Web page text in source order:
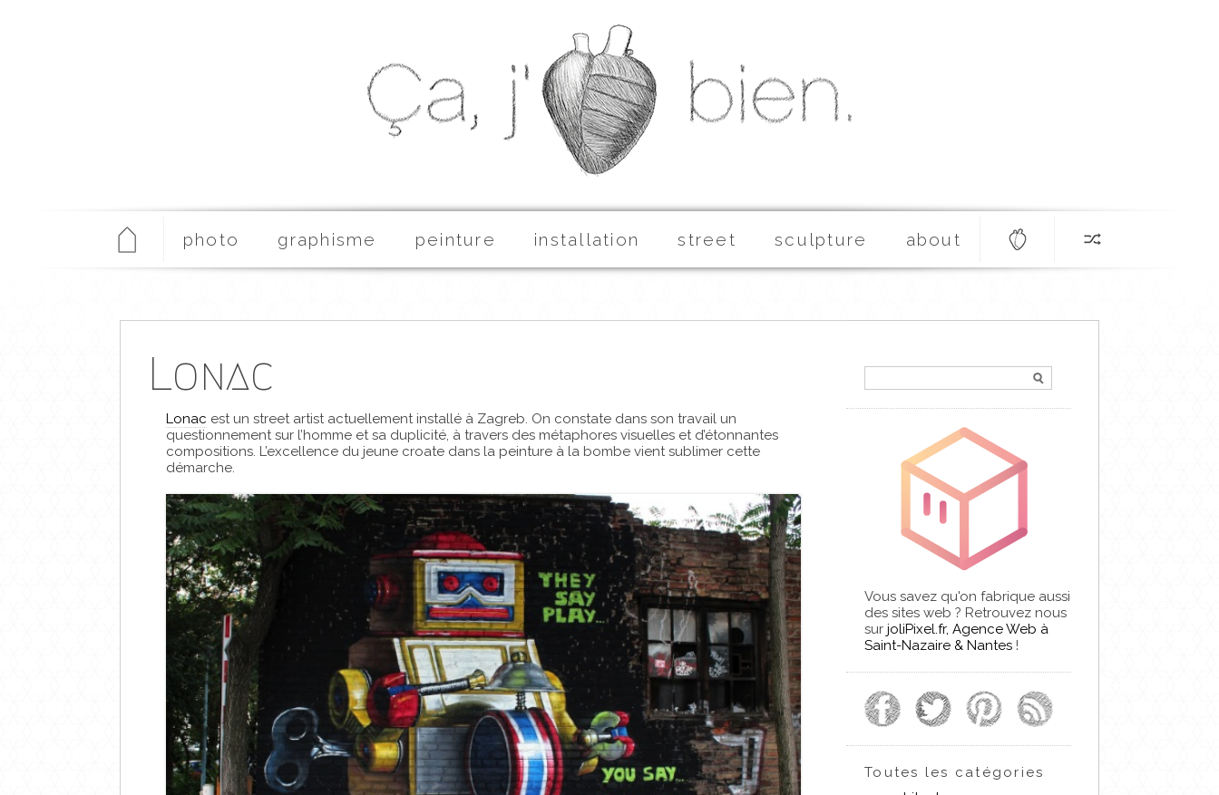
photo graphisme peinture installation street sculpture about
Lonac
Lonac est un street artist actuellement installé à Zagreb. On constate dans son travail un
questionnement sur l’homme et sa duplicité, à travers des métaphores visuelles et d’étonnantes
compositions. L’excellence du jeune croate dans la peinture à la bombe vient sublimer cette
démarche.
Vous savez qu'on fabrique aussi
des sites web ? Retrouvez nous
sur joliPixel.fr, Agence Web à
Saint-Nazaire & Nantes !
Toutes les catégories